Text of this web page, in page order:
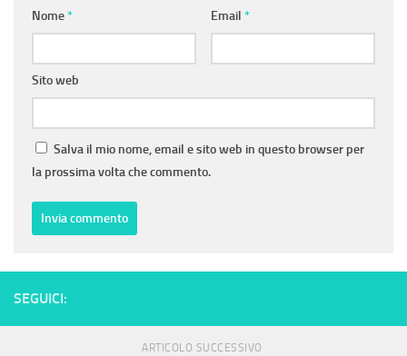
Nome* Email *
Sito web
Salva il mio nome, email e sito web in questo browser per
la prossima volta che commento.
SEGUICI:
ARTICOLO SUCCESSIVO